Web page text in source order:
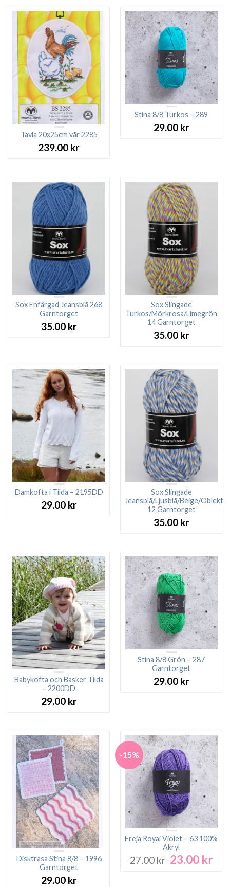
Tavla 20x25cm vår 2285
239.00 kr
Stina 8/8 Turkos – 289
29.00 kr
Sox Enfärgad Jeansblå 268
Garntorget
35.00 kr
Sox Slingade
Turkos/Mörkrosa/Limegrön
14 Garntorget
35.00 kr
Damkofta i Tilda – 2195DD
29.00 kr
Sox Slingade
Jeansblå/Ljusblå/Beige/Oblekt
12 Garntorget
35.00 kr
Babykofta och Basker Tilda
– 2200DD
29.00 kr
Stina 8/8 Grön – 287
Garntorget
29.00 kr
Disktrasa Stina 8/8 – 1996
Garntorget
29.00 kr
-15%
Freja Royai Violet – 63 100%
Akryl
27.00kr Det
23.00 krDet